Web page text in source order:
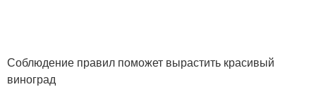
Соблюдение правил поможет вырастить красивый
виноград